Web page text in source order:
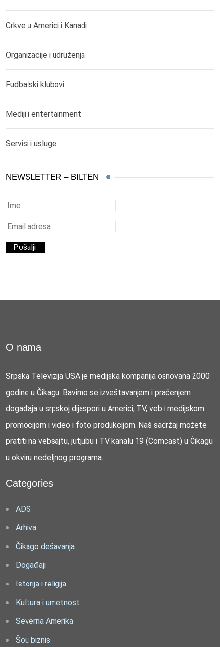
Crkve u Americi i Kanadi
Organizacije i udruženja
Fudbalski klubovi
Mediji i entertainment
Servisi i usluge
NEWSLETTER – BILTEN
O nama
Srpska Televizija USA je medijska kompanija osnovana 2000
godine u Čikagu. Bavimo se izveštavanjem i praćenjem
događaja u srpskoj dijaspori u Americi, TV, veb i medijskom
promocijom i video i foto produkcijom. Naš sadržaj možete
pratiti na vebsajtu, jutjubu i TV kanalu 19 (Comcast) u Čikagu
u okviru nedeljnog programa.
Categories
ADS
Arhiva
Čikago dešavanja
Događaji
Istorija i religija
Kultura i umetnost
Severna Amerika
Šou biznis